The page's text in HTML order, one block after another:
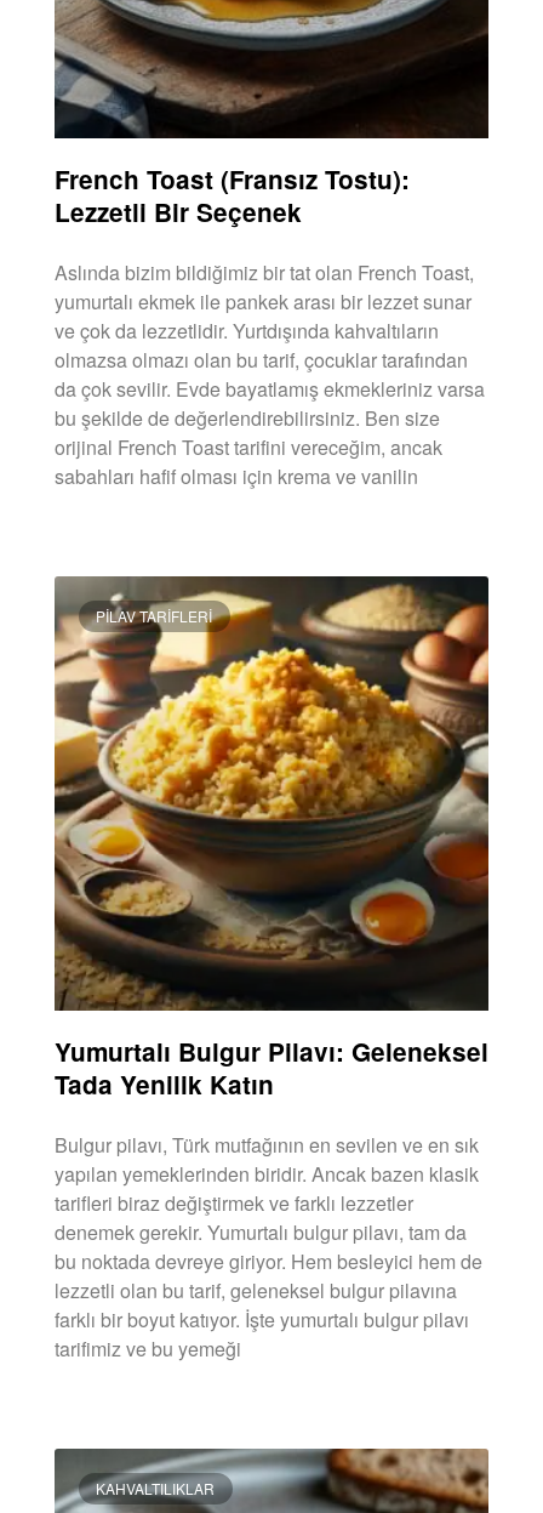
French Toast (Fransız Tostu):
Lezzetli Bir Seçenek
Aslında bizim bildiğimiz bir tat olan French Toast,
yumurtalı ekmek ile pankek arası bir lezzet sunar
ve çok da lezzetlidir. Yurtdışında kahvaltıların
olmazsa olmazı olan bu tarif, çocuklar tarafından
da çok sevilir. Evde bayatlamış ekmekleriniz varsa
bu şekilde de değerlendirebilirsiniz. Ben size
orijinal French Toast tarifini vereceğim, ancak
sabahları hafif olması için krema ve vanilin
PILAV TARIFLERI
Yumurtalı Bulgur Pilavı: Geleneksel
Tada Yenilik Katın
Bulgur pilavı, Türk mutfağının en sevilen ve en sık
yapılan yemeklerinden biridir. Ancak bazen klasik
tarifleri biraz değiştirmek ve farklı lezzetler
denemek gerekir. Yumurtalı bulgur pilavı, tam da
bu noktada devreye giriyor. Hem besleyici hem de
lezzetli olan bu tarif, geleneksel bulgur pilavına
farklı bir boyut katıyor. İşte yumurtalı bulgur pilavı
tarifimiz ve bu yemeği
KAHVALTILIKLAR